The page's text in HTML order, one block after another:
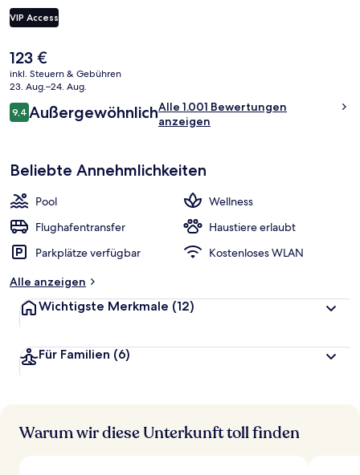
Innenpool, eine Bar/Lounge und ein Fitnesscenter sprechen für
dieses Hotel im luxuriösen Stil. Andere Reisende haben viel Gutes
Verkehrsmittel sind nur einen kurzen Fußmarsch entfernt: Zur
Straßenbahnhaltestelle Hala Mirowska 04 sind es 5 Minuten und zur
Straßenbahnhaltestelle Hala Mirowska 03 5 Minuten.
VIP Access
Der
aktuelle
Preis
123 €.
123 €
inkl. Steuern & Gebühren
23. Aug.–24. Aug.
Bewertungen
9,49,4 von 10.
AußergewöhnlichAlle 1.001 Bewertungen
anzeigen
Beliebte Annehmlichkeiten
Pool
Wellness
Flughafentransfer
Haustiere erlaubt
Parkplätze verfügbar
Kostenloses WLAN
Alle anzeigen
Wichtigste Merkmale (12)
Für Familien (6)
Warum wir diese Unterkunft toll finden